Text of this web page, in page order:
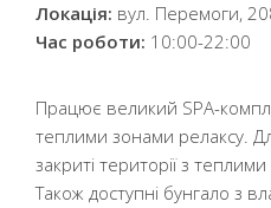
Локація: вул. Перемоги,
Час роботи: 10:00-22:00
Працює великий SPA-
теплими зонами релаксу.
закриті території з
Також доступні бунгало з